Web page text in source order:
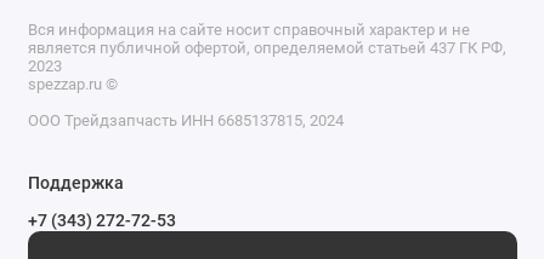
Вся информация на сайте носит справочный характер и не
является публичной офертой, определяемой статьей 437 ГК РФ,
2023
spezzap.ru ©️
ООО Трейдзапчасть ИНН 6685137815, 2024
Поддержка
+7 (343) 272-72-53
Обратный звонок